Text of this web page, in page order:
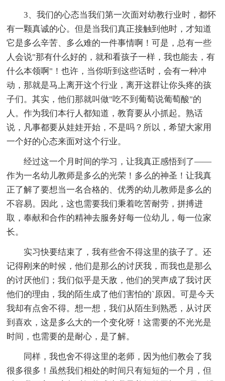
3、我们的心态当我们第一次面对幼教行业时，都怀
有一颗真诚的心。但是当我们真正接触到他时，才知道
它是多么辛苦、多么难的一件事情啊！可是，总有一些
人会说"那有什么好的，就和看孩子一样，我也能去，有
什么本领啊"！也许，当你听到这些话时，会有一种冲
动，那就是马上离开这个行业，离开这群让你头疼的孩
子们。其实，他们那就叫做"吃不到葡萄说葡萄酸"的
人。作为我们本行人都知道，教育要从小抓起。熟话
说，凡事都要从娃娃开始，不是吗？所以，希望大家用
一个好的心态来面对这个行业。
经过这一个月时间的学习，让我真正感悟到了——
作为一名幼儿教师是多么的光荣！多么的神圣！让我真
正了解了要想当一名合格的、优秀的幼儿教师是多么的
不容易。因此，这也需要我们秉着吃苦耐劳，拼搏进
取，奉献和合作的精神去服务好每一位幼儿，每一位家
长。
实习快要结束了，我有些舍不得这里的孩子了。还
记得刚来的时候，他们是那么的讨厌我，而我也是那么
的讨厌他们；我们似乎是天敌，他们的哭声成了我讨厌
他们的理由，我的陌生成了他们害怕的`原因。可是今天
我却有点舍不得。想一想，我们从陌生到熟悉，从讨厌
到喜欢，这是多么大的一个变化呀！这需要的不光光是
时间，也需要的是耐心，是了解。
同样，我也舍不得这里的老师，因为他们教会了我
很多很多！虽然我们相处的时间只有短短的一个月，但